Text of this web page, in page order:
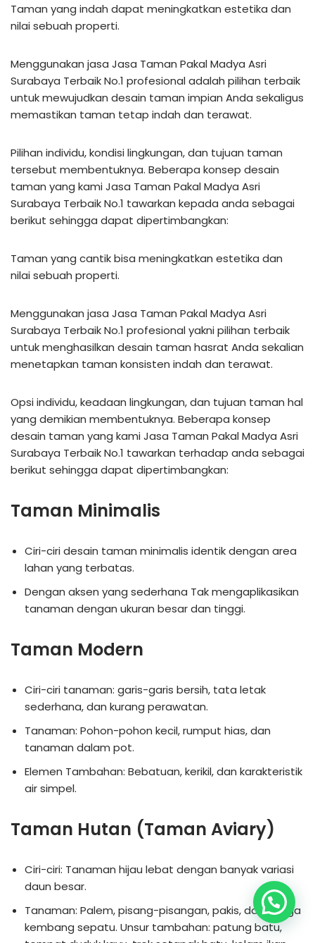
Taman yang indah dapat meningkatkan estetika dan
nilai sebuah properti.
Menggunakan jasa Jasa Taman Pakal Madya Asri
Surabaya Terbaik No.1 profesional adalah pilihan terbaik
untuk mewujudkan desain taman impian Anda sekaligus
memastikan taman tetap indah dan terawat.
Pilihan individu, kondisi lingkungan, dan tujuan taman
tersebut membentuknya. Beberapa konsep desain
taman yang kami Jasa Taman Pakal Madya Asri
Surabaya Terbaik No.1 tawarkan kepada anda sebagai
berikut sehingga dapat dipertimbangkan:
Taman yang cantik bisa meningkatkan estetika dan
nilai sebuah properti.
Menggunakan jasa Jasa Taman Pakal Madya Asri
Surabaya Terbaik No.1 profesional yakni pilihan terbaik
untuk menghasilkan desain taman hasrat Anda sekalian
menetapkan taman konsisten indah dan terawat.
Opsi individu, keadaan lingkungan, dan tujuan taman hal
yang demikian membentuknya. Beberapa konsep
desain taman yang kami Jasa Taman Pakal Madya Asri
Surabaya Terbaik No.1 tawarkan terhadap anda sebagai
berikut sehingga dapat dipertimbangkan:
Taman Minimalis
Ciri-ciri desain taman minimalis identik dengan area
lahan yang terbatas.
Dengan aksen yang sederhana Tak mengaplikasikan
tanaman dengan ukuran besar dan tinggi.
Taman Modern
Ciri-ciri tanaman: garis-garis bersih, tata letak
sederhana, dan kurang perawatan.
Tanaman: Pohon-pohon kecil, rumput hias, dan
tanaman dalam pot.
Elemen Tambahan: Bebatuan, kerikil, dan karakteristik
air simpel.
Taman Hutan (Taman Aviary)
Ciri-ciri: Tanaman hijau lebat dengan banyak variasi
daun besar.
Tanaman: Palem, pisang-pisangan, pakis, dan bunga
kembang sepatu. Unsur tambahan: patung batu,